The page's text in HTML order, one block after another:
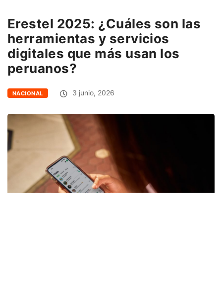
Erestel 2025: ¿Cuáles son las
herramientas y servicios
digitales que más usan los
peruanos?
NACIONAL 3 junio, 2026